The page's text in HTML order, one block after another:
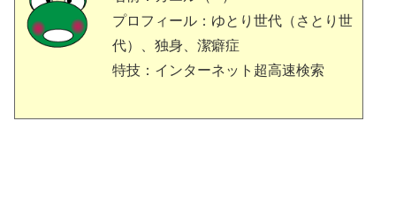
プロフィール：ゆとり世代（さとり世
代）、独身、潔癖症
特技：インターネット超高速検索